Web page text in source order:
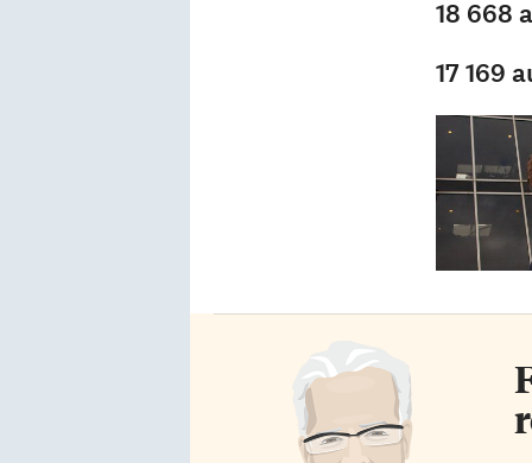
18 668
17 169